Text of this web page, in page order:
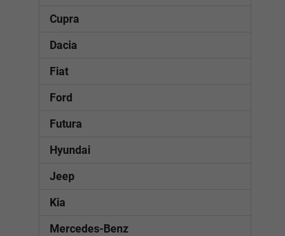
Cupra
Dacia
Fiat
Ford
Futura
Hyundai
Jeep
Kia
Mercedes-Benz